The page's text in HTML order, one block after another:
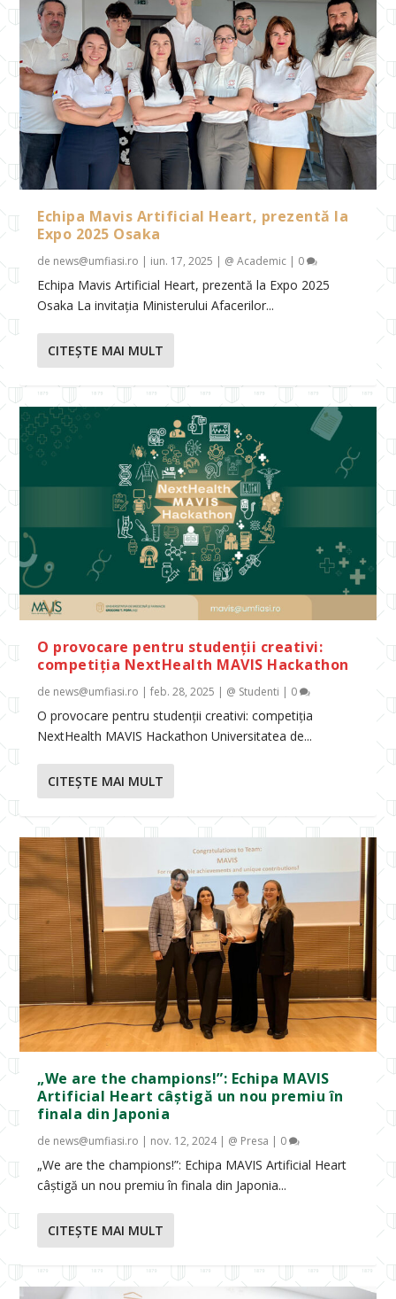
Echipa Mavis Artificial Heart, prezentă la
Expo 2025 Osaka
de news@umfiasi.ro | iun. 17, 2025 | @ Academic | 0
Echipa Mavis Artificial Heart, prezentă la Expo 2025
Osaka La invitația Ministerului Afacerilor...
CITEŞTE MAI MULT
O provocare pentru studenții creativi:
competiția NextHealth MAVIS Hackathon
de news@umfiasi.ro |feb. 28, 2025 | @ Studenti | 0
O provocare pentru studenții creativi: competiția
NextHealth MAVIS Hackathon Universitatea de...
CITEŞTE MAI MULT
„We are the champions!”: Echipa MAVIS
Artificial Heart câștigă un nou premiu în
finala din Japonia
de news@umfiasi.ro | nov. 12, 2024| @ Presa | 0
„We are the champions!”: Echipa MAVIS Artificial Heart
câștigă un nou premiu în finala din Japonia...
CITEŞTE MAI MULT